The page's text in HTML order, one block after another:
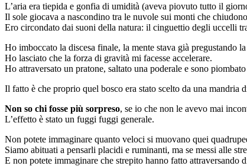
L’aria era tiepida e gonfia di umidità (aveva piovuto tutto il
Il sole giocava a nascondino tra le nuvole sui monti che
Ero circondato dai suoni della natura: il cinguettio degli uccelli
Ho imboccato la discesa finale, la mente stava già pregustando
Ho lasciato che la forza di gravità mi facesse accelerare.
Ho attraversato un pratone, saltato una poderale e sono
Il fatto è che proprio quel bosco era stato scelto da una mandria
Non so chi fosse più sorpreso, se io che non le avevo mai
L’effetto è stato un fuggi fuggi generale.
Non potete immaginare quanto veloci si muovano quei
Siamo abituati a pensarli placidi e ruminanti, ma se messi alle
E non potete immaginare che strepito hanno fatto